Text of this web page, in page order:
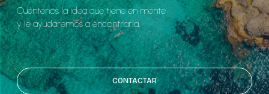
Cuéntenos la idea que tiene en mente
y le ayudaremos a encontrarla.
CONTACTAR